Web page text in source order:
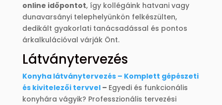
online időpontot, így kollégáink hatvani vagy
dunavarsányi telephelyünkön felkészülten,
dedikált gyakorlati tanácsadással és pontos
árkalkulációval várják Önt.
Látványtervezés
Konyha látványtervezés – Komplett gépészeti
és kivitelezői tervvel– Egyedi és funkcionális
konyhára vágyik? Professzionális tervezési